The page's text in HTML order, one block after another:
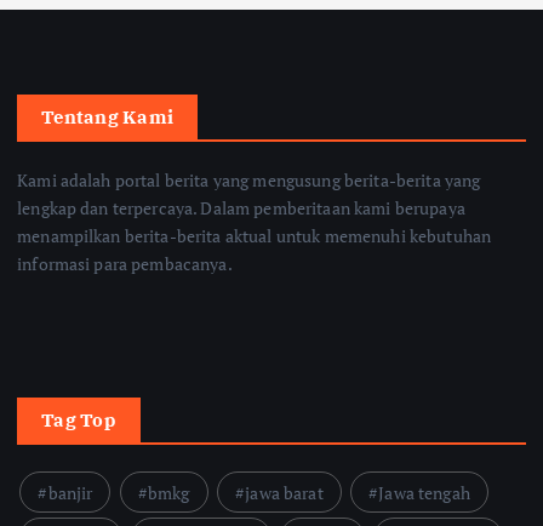
Tentang Kami
Kami adalah portal berita yang mengusung berita-berita yang
lengkap dan terpercaya. Dalam pemberitaan kami berupaya
menampilkan berita-berita aktual untuk memenuhi kebutuhan
informasi para pembacanya.
Tag Top
banjir bmkg jawa barat
Jawa tengah